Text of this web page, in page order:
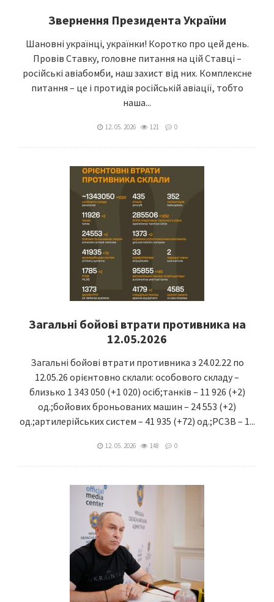
Звернення Президента України
Шановні українці, українки! Коротко про цей день.
Провів Ставку, головне питання на цій Ставці –
російські авіабомби, наш захист від них. Комплексне
питання – це і протидія російській авіації, тобто
наша...
12. 05. 2026 121 0
Загальні бойові втрати противника на
12.05.2026
Загальні бойові втрати противника з 24.02.22 по
12.05.26 орієнтовно склали: особового складу –
близько 1 343 050 (+1 020) осіб;танків – 11 926 (+2)
од.;бойових броньованих машин – 24 553 (+2)
од.;артилерійських систем – 41 935 (+72) од.;РСЗВ – 1...
12. 05. 2026 148 0